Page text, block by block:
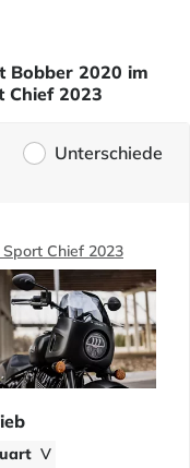
Bobber 2020 im
Chief 2023
Unterschiede
Chief 2023
V